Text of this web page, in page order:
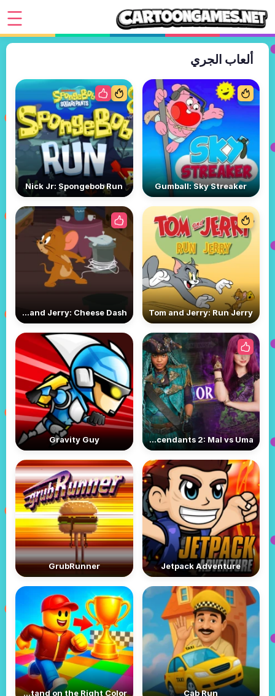
ألعاب الجري
Gumball: Sky Streaker
Nick Jr: Spongebob Run
Tom and Jerry: Run Jerry
Tom and Jerry: Cheese Dash
Descendants 2: Mal vs Uma
Gravity Guy
Jetpack Adventure
GrubRunner
Cab Run
Robbie: Stand on the Right Color!